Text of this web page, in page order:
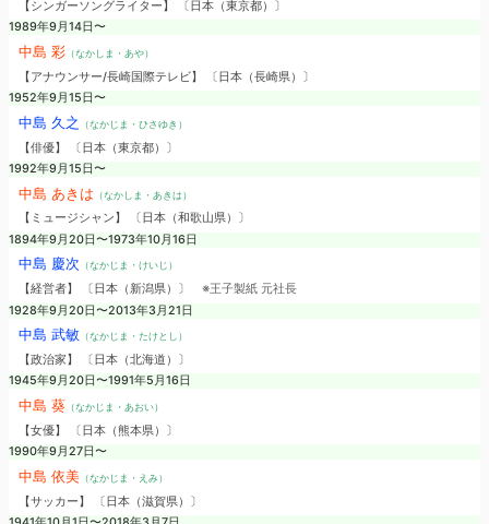
【シンガーソングライター】 〔日本（東京都）〕
1989年9月14日〜
中島 彩（なかしま・あや）
【アナウンサー/長崎国際テレビ】 〔日本（長崎県）〕
1952年9月15日〜
中島 久之 （なかじま・ひさゆき）
【俳優】 〔日本（東京都）〕
1992年9月15日〜
中島 あきは （なかしま・あきは）
【ミュージシャン】 〔日本（和歌山県）〕
1894年9月20日〜1973年10月16日
中島 慶次 （なかじま・けいじ）
【経営者】 〔日本（新潟県）〕 ※王子製紙 元社長
1928年9月20日〜2013年3月21日
中島 武敏（なかじま・たけとし）
【政治家】 〔日本（北海道）〕
1945年9月20日〜1991年5月16日
中島 葵 （なかじま・あおい）
【女優】 〔日本（熊本県）〕
1990年9月27日〜
中島 依美（なかじま・えみ）
【サッカー】 〔日本（滋賀県）〕